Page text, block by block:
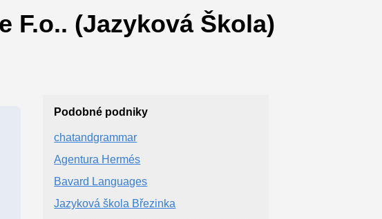
F.o.. (Jazyková Škola)
Podobné podniky
chatandgrammar
Agentura Hermés
Bavard Languages
Jazyková škola Březinka